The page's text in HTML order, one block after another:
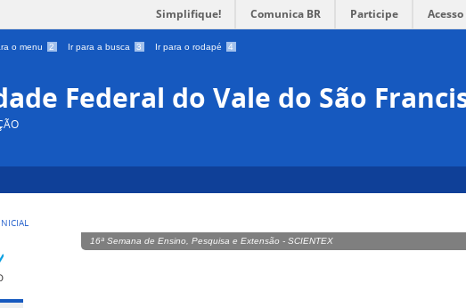
Simplifique! Comunica BR Participe
o menu 2 Ir para a busca 3 Ir para o rodapé 4
Federal do Vale do São
16ª Semana de Ensino, Pesquisa e Extensão - SCIENTEX